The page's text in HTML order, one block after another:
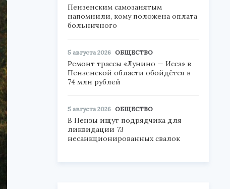
Пензенским самозанятым
напомнили, кому положена оплата
больничного
5 августа 2026 ОБЩЕСТВО
Ремонт трассы «Лунино — Исса» в
Пензенской области обойдётся в
74 млн рублей
5 августа 2026 ОБЩЕСТВО
В Пензы ищут подрядчика для
ликвидации 73
несанкционированных свалок